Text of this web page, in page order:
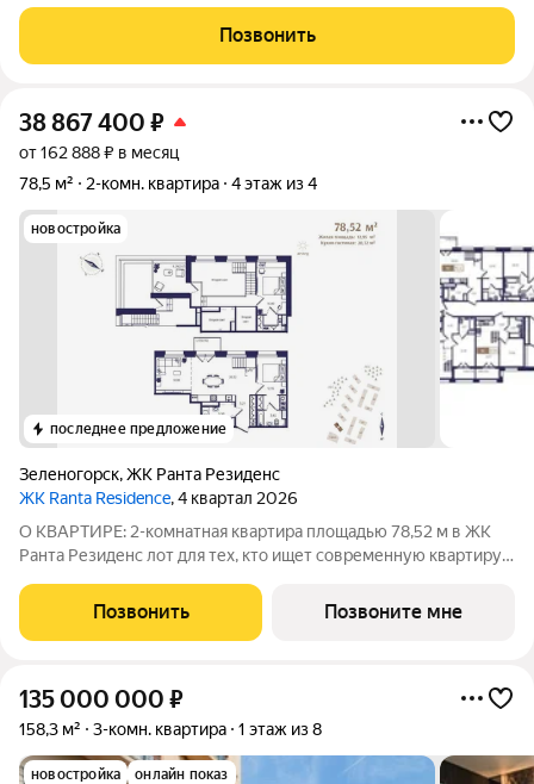
кухня 8,3 кв. м, комнаты 19,2+18 кв. м. Дом одноэтажный,
находится на
Позвонить
38 867 400 ₽
от 162 888 ₽ в месяц
78,5 м²
2-комн. квартира 4 этаж из 4
новостройка
последнее предложение
Зеленогорск,ЖК Ранта Резиденс
ЖК Ranta Residence, 4 квартал 2026
О КВАРТИРЕ: 2-комнатная квартира площадью 78,52 м в ЖК
Ранта Резиденс лот для тех, кто ищет современную квартиру
двухуровневый формат, терраса 8,24 м, панорамные окна,
гардеробная,
Позвонить Позвоните мне
135 000 000 ₽
158,3 м² 3-комн. квартира 1 этаж из 8
новостройка онлайн показ